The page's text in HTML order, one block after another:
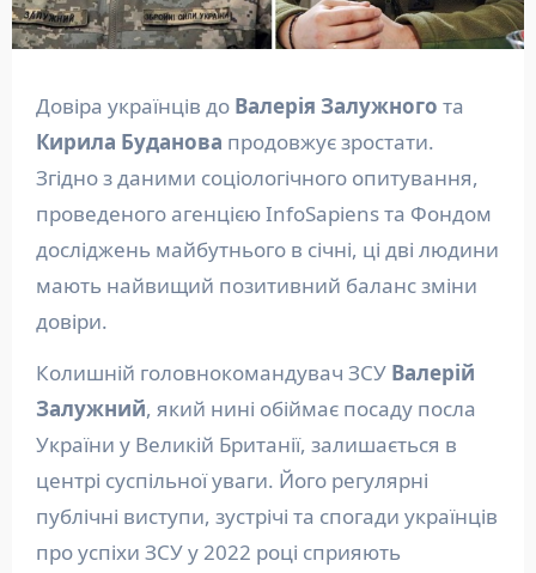
Довіра українців до Валерія Залужного та
Кирила Буданова продовжує зростати.
Згідно з даними соціологічного опитування,
проведеного агенцією InfoSapiens та Фондом
досліджень майбутнього в січні, ці дві людини
мають найвищий позитивний баланс зміни
довіри.
Колишній головнокомандувач ЗСУ Валерій
Залужний, який нині обіймає посаду посла
України у Великій Британії, залишається в
центрі суспільної уваги. Його регулярні
публічні виступи, зустрічі та спогади українців
про успіхи ЗСУ у 2022 році сприяють